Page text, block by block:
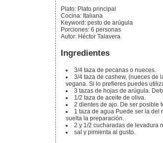
Plato: Plato principal
Cocina: Italiana
Keyword: pesto de arúgula
Porciones: 6 personas
Autor: Héctor Talavera
Ingredientes
3/4 taza de pecanas o nueces.
3/4 taza de cashew, (nueces de
vegana. Si lo prefieres puedes
3 tazas de hojas de arúgula.
1/2 taza de aceite de oliva.
2 dientes de ajo. De ser posible
1 taza de agua Puede ser la del
suelta la preparación.
2 y 1/2 cucharadas de levadura
sal y pimienta al gusto.